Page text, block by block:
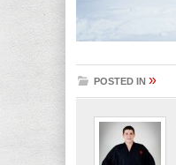
POSTED IN »